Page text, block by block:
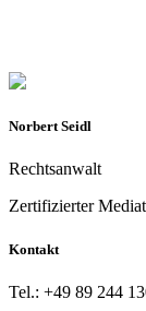
Norbert Seidl
Rechtsanwalt
Zertifizierter
Kontakt
Tel.: +49 89 244